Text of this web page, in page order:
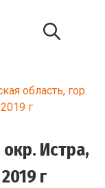
область, гор.
г
Истра,
г